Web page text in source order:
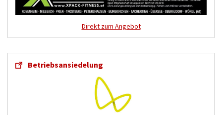
Direkt zum Angebot
Betriebsansiedelung